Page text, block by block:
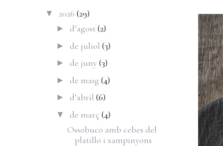
▼ 2026 (29)
► d’agost(2)
► de juliol (3)
► de juny(3)
► de maig (4)
► d’abril (6)
▼ de març (4)
Ossobuco amb cebes del
platillo i xampinyons